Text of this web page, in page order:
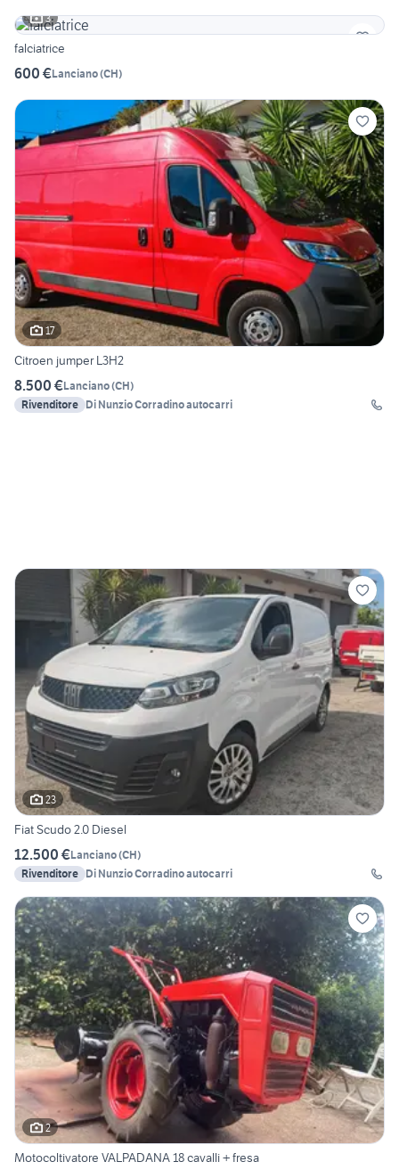
3
falciatrice
600 €Lanciano(CH)
17
Citroen jumper L3H2
8.500 €Lanciano(CH)
Rivenditore Di Nunzio Corradino autocarri
23
Fiat Scudo 2.0 Diesel
12.500 €Lanciano(CH)
Rivenditore Di Nunzio Corradino autocarri
2
Motocoltivatore VALPADANA 18 cavalli + fresa